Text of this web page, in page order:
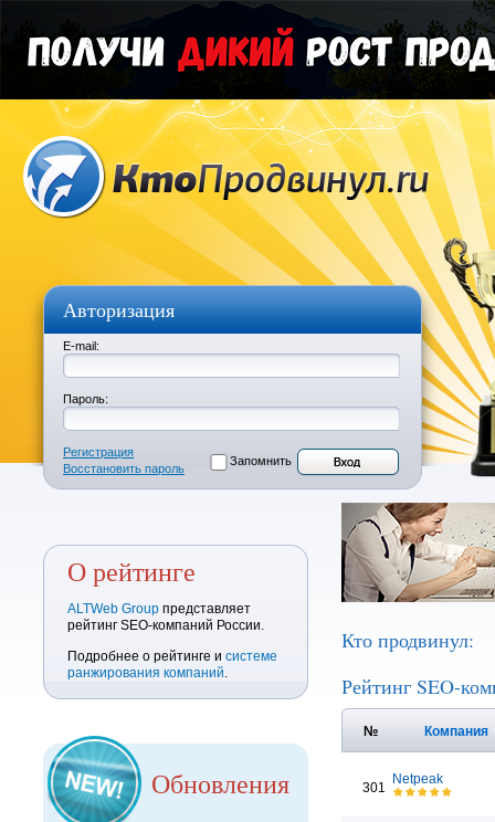
Авторизация
E-mail:
Пароль:
Регистрация
Восстановить пароль
Запомнить
О рейтинге
ALTWeb Group представляет
рейтинг SEO-компаний России.
Подробнее о рейтинге и системе
ранжирования компаний.
Обновления
Кто продвинул:
Рейтинг SEO-
№ Компания
301
Netpeak